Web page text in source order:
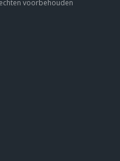
voorbehouden